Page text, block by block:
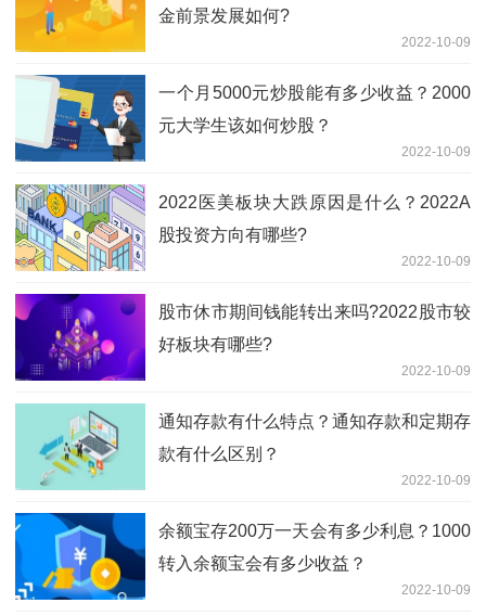
金前景发展如何?
2022-10-09
一个月5000元炒股能有多少收益？2000
元大学生该如何炒股？
2022-10-09
2022医美板块大跌原因是什么？2022A
股投资方向有哪些?
2022-10-09
股市休市期间钱能转出来吗?2022股市较
好板块有哪些?
2022-10-09
通知存款有什么特点？通知存款和定期存
款有什么区别？
2022-10-09
余额宝存200万一天会有多少利息？1000
转入余额宝会有多少收益？
2022-10-09